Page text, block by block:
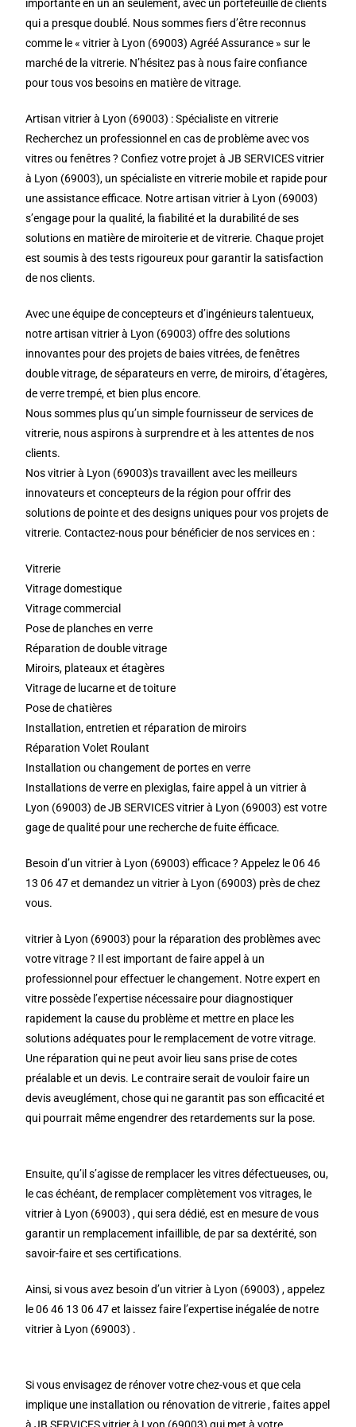
importante en un an seulement, avec un portefeuille de clients
qui a presque doublé. Nous sommes fiers d’être reconnus
comme le « vitrier à Lyon (69003) Agréé Assurance » sur le
marché de la vitrerie. N’hésitez pas à nous faire confiance
pour tous vos besoins en matière de vitrage.
Artisan vitrier à Lyon (69003) : Spécialiste en vitrerie
Recherchez un professionnel en cas de problème avec vos
vitres ou fenêtres ? Confiez votre projet à JB SERVICES vitrier
à Lyon (69003), un spécialiste en vitrerie mobile et rapide pour
une assistance efficace. Notre artisan vitrier à Lyon (69003)
s’engage pour la qualité, la fiabilité et la durabilité de ses
solutions en matière de miroiterie et de vitrerie. Chaque projet
est soumis à des tests rigoureux pour garantir la satisfaction
de nos clients.
Avec une équipe de concepteurs et d’ingénieurs talentueux,
notre artisan vitrier à Lyon (69003) offre des solutions
innovantes pour des projets de baies vitrées, de fenêtres
double vitrage, de séparateurs en verre, de miroirs, d’étagères,
de verre trempé, et bien plus encore.
Nous sommes plus qu’un simple fournisseur de services de
vitrerie, nous aspirons à surprendre et à les attentes de nos
clients.
Nos vitrier à Lyon (69003)s travaillent avec les meilleurs
innovateurs et concepteurs de la région pour offrir des
solutions de pointe et des designs uniques pour vos projets de
vitrerie. Contactez-nous pour bénéficier de nos services en :
Vitrerie
Vitrage domestique
Vitrage commercial
Pose de planches en verre
Réparation de double vitrage
Miroirs, plateaux et étagères
Vitrage de lucarne et de toiture
Pose de chatières
Installation, entretien et réparation de miroirs
Réparation Volet Roulant
Installation ou changement de portes en verre
Installations de verre en plexiglas, faire appel à un vitrier à
Lyon (69003) de JB SERVICES vitrier à Lyon (69003) est votre
gage de qualité pour une recherche de fuite éfficace.
Besoin d’un vitrier à Lyon (69003) efficace ? Appelez le 06 46
13 06 47 et demandez un vitrier à Lyon (69003) près de chez
vous.
vitrier à Lyon (69003) pour la réparation des problèmes avec
votre vitrage ? Il est important de faire appel à un
professionnel pour effectuer le changement. Notre expert en
vitre possède l’expertise nécessaire pour diagnostiquer
rapidement la cause du problème et mettre en place les
solutions adéquates pour le remplacement de votre vitrage.
Une réparation qui ne peut avoir lieu sans prise de cotes
préalable et un devis. Le contraire serait de vouloir faire un
devis aveuglément, chose qui ne garantit pas son efficacité et
qui pourrait même engendrer des retardements sur la pose.
Ensuite, qu’il s’agisse de remplacer les vitres défectueuses, ou,
le cas échéant, de remplacer complètement vos vitrages, le
vitrier à Lyon (69003) , qui sera dédié, est en mesure de vous
garantir un remplacement infaillible, de par sa dextérité, son
savoir-faire et ses certifications.
Ainsi, si vous avez besoin d’un vitrier à Lyon (69003) , appelez
le 06 46 13 06 47 et laissez faire l’expertise inégalée de notre
vitrier à Lyon (69003) .
Si vous envisagez de rénover votre chez-vous et que cela
implique une installation ou rénovation de vitrerie , faites appel